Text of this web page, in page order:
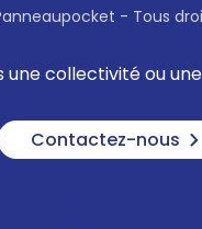
- Tous
une collectivité ou
Contactez-nous